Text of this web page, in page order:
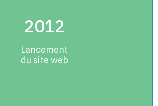
2012
Lancement
du site web